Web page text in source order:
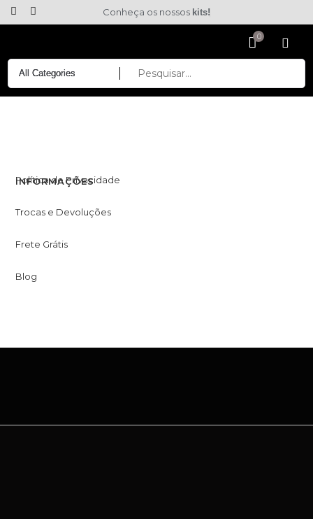
Conheça os nossos kits!
INFORMAÇÕES
Política de Privacidade
Trocas e Devoluções
Frete Grátis
Blog